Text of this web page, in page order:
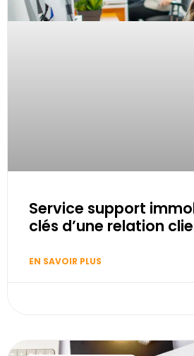
Service support
clés d’une relation
EN SAVOIR PLUS